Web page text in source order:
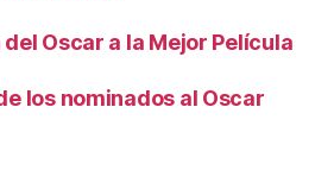
Oscar a la Mejor Película
los nominados al Oscar